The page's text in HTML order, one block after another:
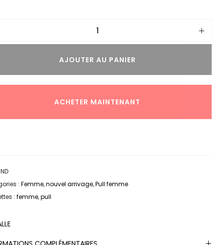
AJOUTER AU PANIER
ACHETER MAINTENANT
ND
: Femme,nouvel arrivage,Pull femme
: femme,pull